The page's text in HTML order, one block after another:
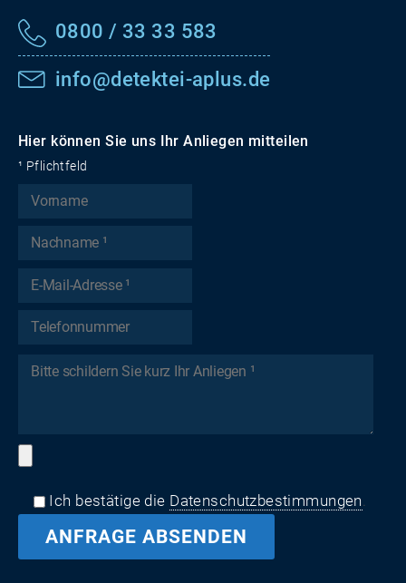
0800 / 33 33 583
info@detektei-aplus.de
Hier können Sie uns Ihr Anliegen mitteilen
¹ Pflichtfeld
Ich bestätige die Datenschutzbestimmungen